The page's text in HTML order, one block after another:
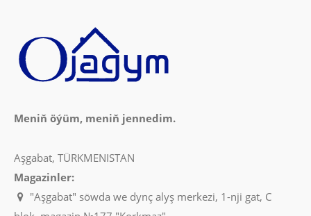
Meniň öýüm, meniň jennedim.
Aşgabat, TÜRKMENISTAN
Magazinler:
"Aşgabat" söwda we dynç alyş merkezi, 1-nji gat, C